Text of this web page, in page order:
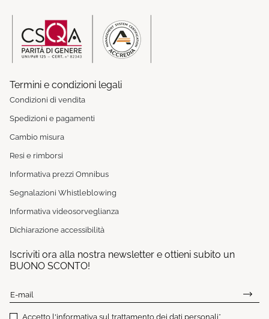
Termini e condizioni legali
Condizioni di vendita
Spedizioni e pagamenti
Cambio misura
Resi e rimborsi
Informativa prezzi Omnibus
Segnalazioni Whistleblowing
Informativa videosorveglianza
Dichiarazione accessibilità
Iscriviti ora alla nostra newsletter e ottieni subito un
BUONO SCONTO!
E-mail
Accetto l'informativa sul trattamento dei dati personali*